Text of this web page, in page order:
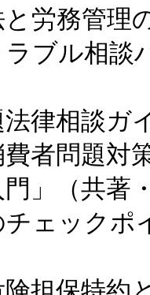
務管理
ル相談
相談ガ
者問題対
（共著
ックポ